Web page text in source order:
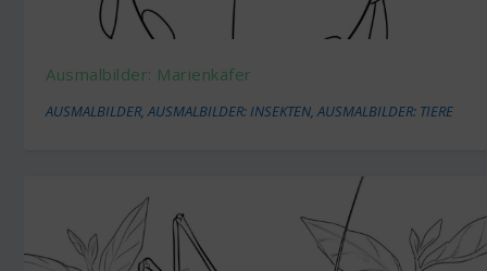
Ausmalbilder: Marienkäfer
AUSMALBILDER ,AUSMALBILDER: INSEKTEN ,AUSMALBILDER: TIERE